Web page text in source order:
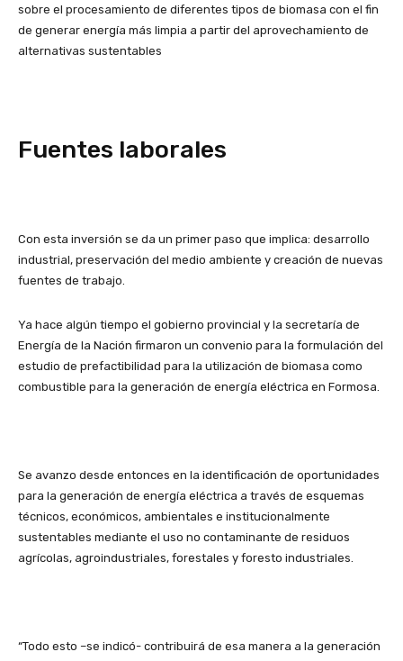
sobre el procesamiento de diferentes tipos de biomasa con el fin
de generar energía más limpia a partir del aprovechamiento de
alternativas sustentables
Fuentes laborales
Con esta inversión se da un primer paso que implica: desarrollo
industrial, preservación del medio ambiente y creación de nuevas
fuentes de trabajo.
Ya hace algún tiempo el gobierno provincial y la secretaría de
Energía de la Nación firmaron un convenio para la formulación del
estudio de prefactibilidad para la utilización de biomasa como
combustible para la generación de energía eléctrica en Formosa.
Se avanzo desde entonces en la identificación de oportunidades
para la generación de energía eléctrica a través de esquemas
técnicos, económicos, ambientales e institucionalmente
sustentables mediante el uso no contaminante de residuos
agrícolas, agroindustriales, forestales y foresto industriales.
“Todo esto –se indicó- contribuirá de esa manera a la generación